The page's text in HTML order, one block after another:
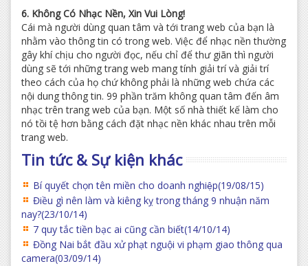
6. Không Có Nhạc Nền, Xin Vui Lòng!
Cái mà người dùng quan tâm và tới trang web của bạn là
nhằm vào thông tin có trong web. Việc để nhạc nền thường
gây khí chịu cho người đọc, nếu chỉ để thư giãn thì người
dùng sẽ tới những trang web mang tính giải trí và giải trí
theo cách của họ chứ không phải là những web chứa các
nội dung thông tin. 99 phần trăm không quan tâm đến âm
nhạc trên trang web của bạn. Một số nhà thiết kế làm cho
nó tồi tệ hơn bằng cách đặt nhạc nền khác nhau trên mỗi
trang web.
Tin tức & Sự kiện khác
Bí quyết chọn tên miền cho doanh nghiệp(19/08/15)
Điều gì nên làm và kiêng kỵ trong tháng 9 nhuận năm
nay?(23/10/14)
7 quy tắc tiền bạc ai cũng cần biết(14/10/14)
Đồng Nai bắt đầu xử phạt nguội vi phạm giao thông qua
camera(03/09/14)